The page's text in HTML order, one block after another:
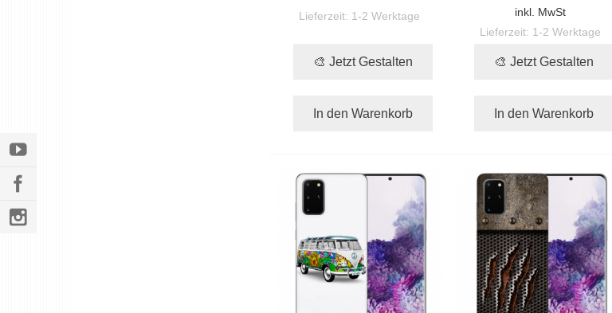
Lieferzeit: 1-2 Werktage
🎨 Jetzt Gestalten
In den Warenkorb
inkl. MwSt
Lieferzeit: 1-2 Werktage
🎨 Jetzt Gestalten
In den Warenkorb